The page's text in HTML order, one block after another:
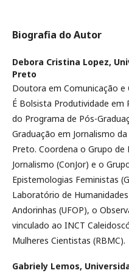
Biografia do Autor
Debora Cristina Lopez,
Preto
Doutora em Comunicação e
É Bolsista Produtividade em
do Programa de Pós-
Graduação em Jornalismo
Preto. Coordena o Grupo de
Jornalismo (ConJor) e o
Epistemologias Feministas
Laboratório de
Andorinhas (UFOP), o
vinculado ao INCT
Mulheres Cientistas (RBMC).
Gabriely Lemos,